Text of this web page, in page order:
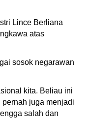
Lince Berliana
atas
sosok negarawan
kita. Beliau ini
pernah juga menjadi
salah dan